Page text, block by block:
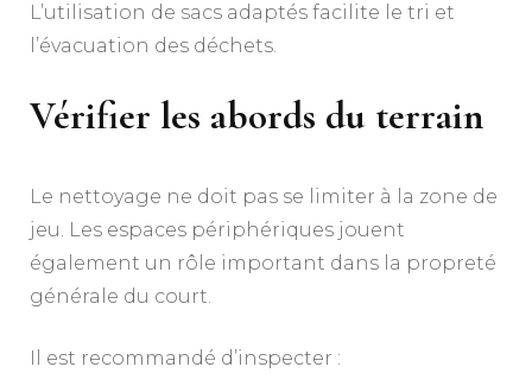
L’utilisation de sacs adaptés facilite le tri et
l’évacuation des déchets.
Vérifier les abords du terrain
Le nettoyage ne doit pas se limiter à la zone de
jeu. Les espaces périphériques jouent
également un rôle important dans la propreté
générale du court.
Il est recommandé d’inspecter :